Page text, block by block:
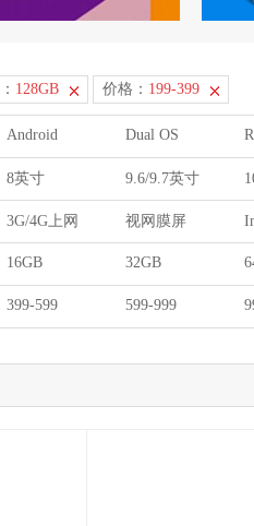
128GB 价格： 199-399
Android Dual OS
8英寸 9.6/9.7英寸
3G/4G上网 视网膜屏
16GB 32GB
399-599 599-999